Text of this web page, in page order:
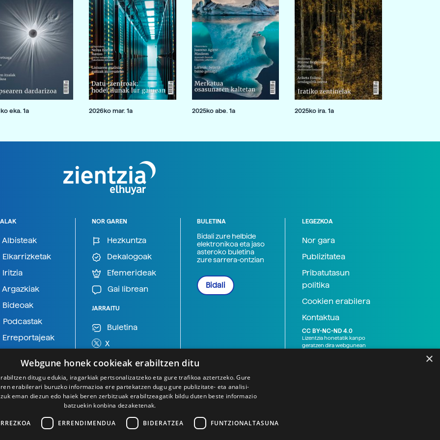
eka. 1a 2026ko mar. 1a 2025ko abe. 1a 2025ko ira. 1a
Albisteak
Elkarrizketak
Iritzia
Argazkiak
Bideoak
Podcastak
Erreportajeak
NOR GAREN
Hezkuntza
Dekalogoak
Efemerideak
Gai librean
JARRAITU
Buletina
X
BlueSky
Mastodon
Telegram
BULETINA
Bidali zure helbide
elektronikoa eta jaso
asteroko buletina
zure sarrera-ontzian
Bidali
LEGEZKOA
Nor gara
Publizitatea
Pribatutasun
politika
Cookien erabilera
Kontaktua
CC BY-NC-ND 4.0
Lizentzia honetatik kanpo
geratzen dira webgunean
×
Webgune honek cookieak erabiltzen ditu
ditugu edukia, iragarkiak pertsonalizatzeko eta gure trafikoa aztertzeko. Gure
erabilerari buruzko informazioa ere partekatzen dugu gure publizitate- eta analisi-
eman diezun edo haiek beren zerbitzuak erabiltzeagatik bildu duten beste informazio
batzuekin konbina dezaketenak.
ERRENDIMENDUA BIDERATZEA FUNTZIONALTASUNA